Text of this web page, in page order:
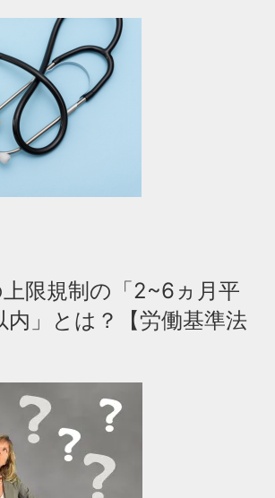
限規制の「2~6ヵ月平
」とは？【労働基準法